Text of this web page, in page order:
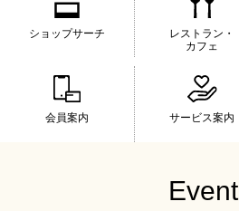
ショップサーチ
レストラン・
カフェ
会員案内 サービス案内
Event